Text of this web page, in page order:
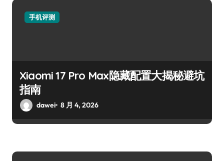
手机评测
Xiaomi 17 Pro Max隐藏配置大揭秘避坑
指南
dawei 8 月 4, 2026